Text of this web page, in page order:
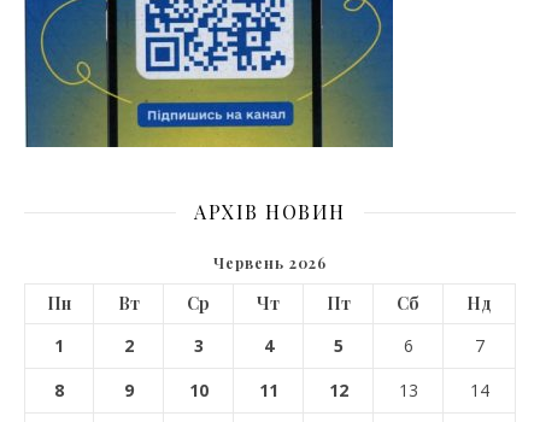
АРХІВ НОВИН
Червень 2026
Пн Вт Ср Чт Пт Сб
Нд
1
2 3 4 5 6
7
8
9 10 11 12 13
14